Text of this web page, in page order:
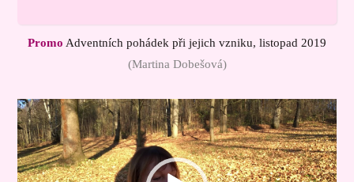
Promo Adventních pohádek při jejich vzniku, listopad 2019
(Martina Dobešová)
Video
přehrávač